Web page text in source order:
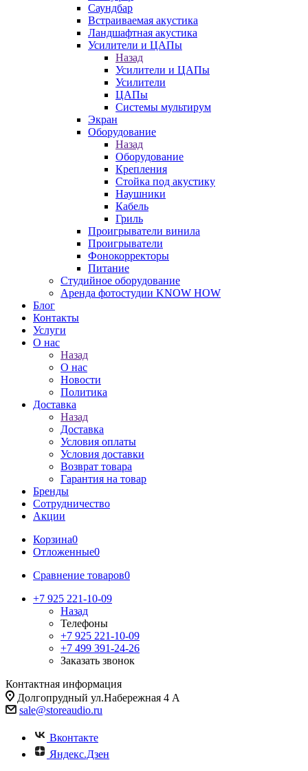
Саундбар
Встраиваемая акустика
Ландшафтная акустика
Усилители и ЦАПы
Назад
Усилители и ЦАПы
Усилители
ЦАПы
Системы мультирум
Экран
Оборудование
Назад
Оборудование
Крепления
Стойка под акустику
Наушники
Кабель
Гриль
Проигрыватели винила
Проигрыватели
Фонокорректоры
Питание
Студийное оборудование
Аренда фотостудии KNOW HOW
Блог
Контакты
Услуги
О нас
Назад
О нас
Новости
Политика
Доставка
Назад
Доставка
Условия оплаты
Условия доставки
Возврат товара
Гарантия на товар
Бренды
Сотрудничество
Акции
Корзина0
Отложенные0
Сравнение товаров0
+7 925 221-10-09
Назад
Телефоны
+7 925 221-10-09
+7 499 391-24-26
Заказать звонок
Контактная информация
Долгопрудный ул.Набережная 4 А
sale@storeaudio.ru
Вконтакте
Яндекс.Дзен